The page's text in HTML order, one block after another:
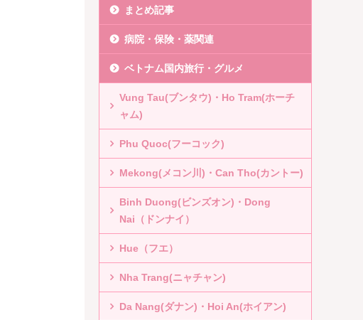
まとめ記事
病院・保険・薬関連
ベトナム国内旅行・グルメ
Vung Tau(ブンタウ)・Ho Tram(ホーチ
ャム)
Phu Quoc(フーコック)
Mekong(メコン川)・Can Tho(カントー)
Binh Duong(ビンズオン)・Dong
Nai（ドンナイ）
Hue（フエ）
Nha Trang(ニャチャン)
Da Nang(ダナン)・Hoi An(ホイアン)